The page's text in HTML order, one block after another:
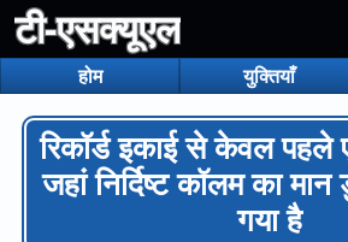
टी-एसक्यूएल
होम युक्तियाँ
रिकॉर्ड इकाई से केवल पहले
जहां निर्दिष्ट कॉलम का
गया है